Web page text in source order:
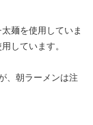
麺を使用していま
しています。
、朝ラーメンは注